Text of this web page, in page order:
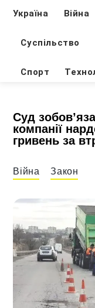
Україна Війна
Суспільство
Спорт
Суд
компанії
гривень за
Війна Закон